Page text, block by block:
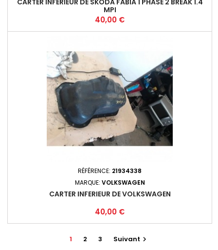
MPI
Prix
40,00 €
RÉFÉRENCE: 21934338
MARQUE: VOLKSWAGEN
CARTER INFERIEUR DE VOLKSWAGEN
Prix
40,00 €
1 2 3 Suivant 